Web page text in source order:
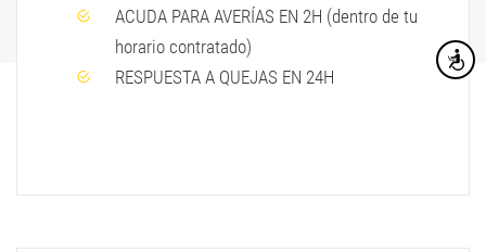
ACUDA PARA AVERÍAS EN 2H (dentro de tu
horario contratado)
RESPUESTA A QUEJAS EN 24H